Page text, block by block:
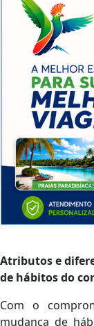
Atributos e
de hábitos do
Com o
mudança de